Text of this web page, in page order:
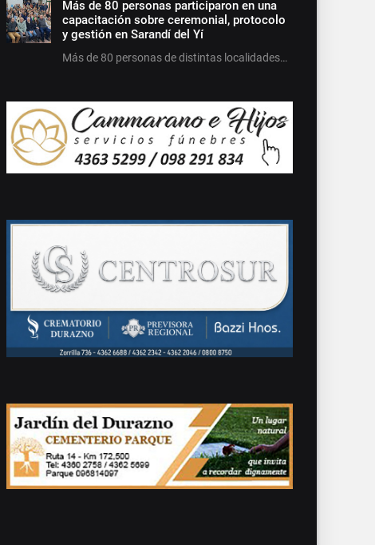
Más de 80 personas participaron en una
capacitación sobre ceremonial, protocolo
y gestión en Sarandí del Yí
Más de 80 personas de distintas localidades…